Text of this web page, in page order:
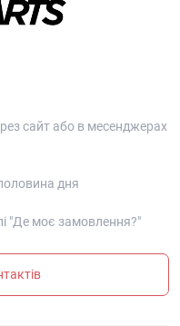
сайт або в месенджерах
дня
"Де моє замовлення?"